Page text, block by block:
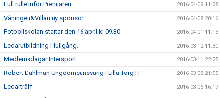
Full rulle inför Premiären 2016-04-09 11:28
Våningen&Villan ny sponsor 2016-04-08 20:16
Fotbollskolan startar den 16 april kl 09.30 2016-04-01 11:13
Ledarutbildning i fullgång. 2016-03-12 11:30
Medlemsdagar Intersport 2016-03-11 22:25
Robert Dahlman Ungdomsansvarig i Lilla Torg FF 2016-03-08 21:55
Ledarträff 2016-03-06 16:17